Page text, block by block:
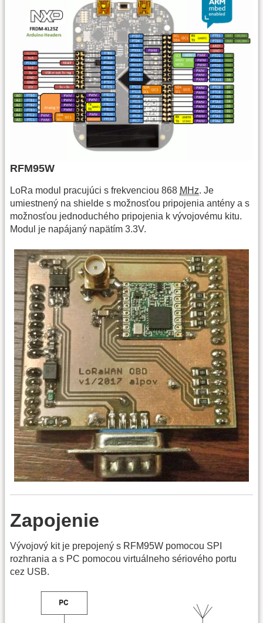
RFM95W
LoRa modul pracujúci s frekvenciou 868 MHz. Je
umiestnený na shielde s možnosťou pripojenia antény a s
možnosťou jednoduchého pripojenia k vývojovému kitu.
Modul je napájaný napätím 3.3V.
Zapojenie
Vývojový kit je prepojený s RFM95W pomocou SPI
rozhrania a s PC pomocou virtuálneho sériového portu
cez USB.